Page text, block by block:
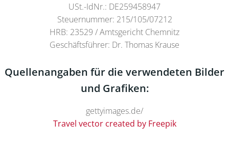
USt.-IdNr.: DE259458947
Steuernummer: 215/105/07212
HRB: 23529 / Amtsgericht Chemnitz
Geschäftsführer: Dr. Thomas Krause
Quellenangaben für die verwendeten Bilder
und Grafiken:
gettyimages.de/
Travel vector created by Freepik